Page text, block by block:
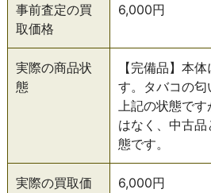
事前査定の買
取価格
6,000円
実際の商品状
態
【完備品】本
す。タバコの匂
上記の状態で
はなく、中古
態です。
実際の買取価
6,000円